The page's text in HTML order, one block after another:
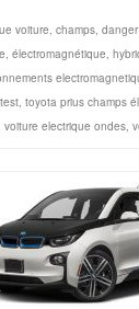
voiture, champs,
, électromagnétique,
test, toyota prius champs
voiture electrique ondes,